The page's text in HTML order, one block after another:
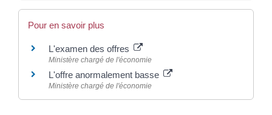
Pour en savoir plus
L'examen des offres
Ministère chargé de l'économie
L'offre anormalement basse
Ministère chargé de l'économie